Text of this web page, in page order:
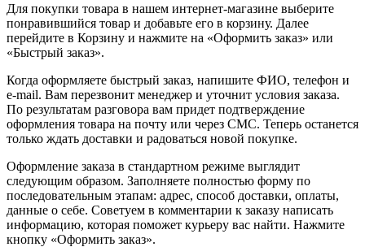
Для покупки товара в нашем интернет-магазине выберите
понравившийся товар и добавьте его в корзину. Далее
перейдите в Корзину и нажмите на «Оформить заказ» или
«Быстрый заказ».
Когда оформляете быстрый заказ, напишите ФИО, телефон и
e-mail. Вам перезвонит менеджер и уточнит условия заказа.
По результатам разговора вам придет подтверждение
оформления товара на почту или через СМС. Теперь останется
только ждать доставки и радоваться новой покупке.
Оформление заказа в стандартном режиме выглядит
следующим образом. Заполняете полностью форму по
последовательным этапам: адрес, способ доставки, оплаты,
данные о себе. Советуем в комментарии к заказу написать
информацию, которая поможет курьеру вас найти. Нажмите
кнопку «Оформить заказ».